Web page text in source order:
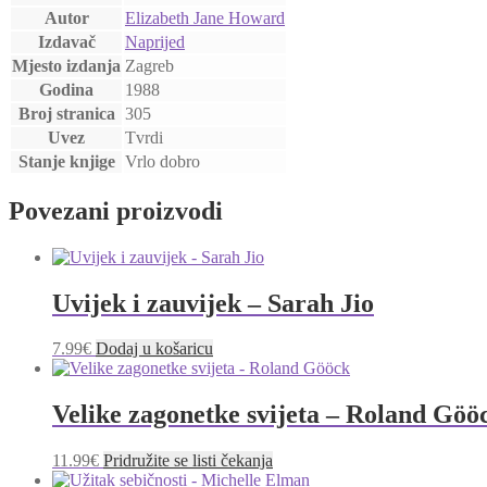
Autor
Elizabeth Jane Howard
Izdavač
Naprijed
Mjesto izdanja Zagreb
Godina
1988
Broj stranica 305
Uvez
Tvrdi
Stanje knjige Vrlo dobro
Povezani proizvodi
Uvijek i zauvijek – Sarah Jio
7.99€ Dodaj u košaricu
Velike zagonetke svijeta – Roland
11.99€ Pridružite se listi čekanja